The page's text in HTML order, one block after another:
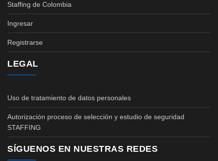
Staffing de Colombia
Ingresar
Registrarse
LEGAL
Uso de tratamiento de datos personales
Autorización proceso de selección y estudio de seguridad
STAFFING
SÍGUENOS EN NUESTRAS REDES